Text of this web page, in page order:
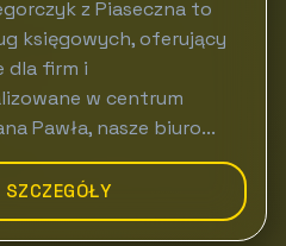
z Piaseczna to
księgowych, oferujący
dla firm i
w centrum
Pawła, nasze biuro...